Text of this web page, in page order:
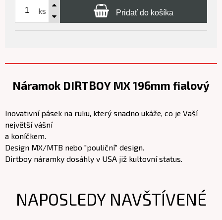
ks Pridať do košíka
Náramok DIRTBOY MX 196mm fialový
Inovativní pásek na ruku, který snadno ukáže, co je Vaší
největší vášní
a koníčkem.
Design MX/MTB nebo "pouliční" design.
Dirtboy náramky dosáhly v USA již kultovní status.
NAPOSLEDY NAVŠTÍVENÉ